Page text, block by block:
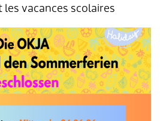
vacances scolaires